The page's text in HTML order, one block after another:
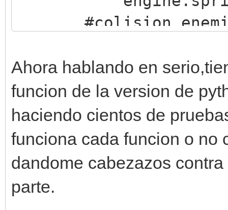
#colision
else:
Ahora hablando en
funcion de la version de
haciendo cientos de
funciona cada funcion o no
dandome cabezazos
parte.